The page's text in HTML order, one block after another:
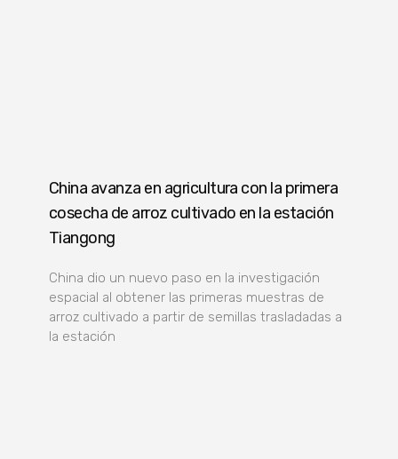
China avanza en agricultura con la primera
cosecha de arroz cultivado en la estación
Tiangong
China dio un nuevo paso en la investigación
espacial al obtener las primeras muestras de
arroz cultivado a partir de semillas trasladadas a
la estación